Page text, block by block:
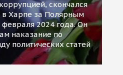
скончался
в Харпе за Полярным
февраля 2024 года. Он
наказание по
политических статей